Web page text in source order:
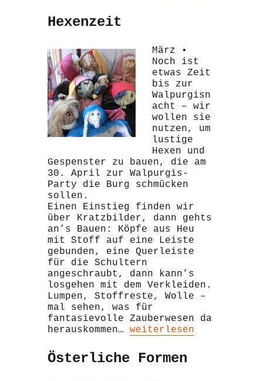
Hexenzeit
März •
Noch ist
etwas Zeit
bis zur
Walpurgisn
acht – wir
wollen sie
nutzen, um
lustige
Hexen und
Gespenster zu bauen, die am
30. April zur Walpurgis-
Party die Burg schmücken
sollen.
Einen Einstieg finden wir
über Kratzbilder, dann gehts
an’s Bauen: Köpfe aus Heu
mit Stoff auf eine Leiste
gebunden, eine Querleiste
für die Schultern
angeschraubt, dann kann’s
losgehen mit dem Verkleiden.
Lumpen, Stoffreste, Wolle –
mal sehen, was für
fantasievolle Zauberwesen da
herauskommen… „Hexenzeit“
weiterlesen
Österliche Formen